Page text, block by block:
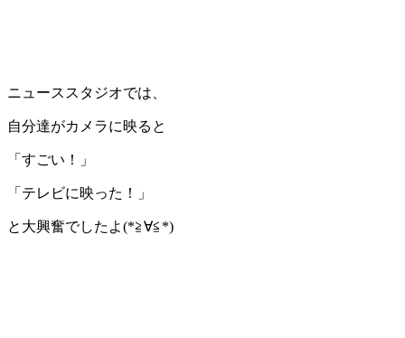
ニューススタジオでは、
自分達がカメラに映ると
「すごい！」
「テレビに映った！」
と大興奮でしたよ(*≧∀≦*)